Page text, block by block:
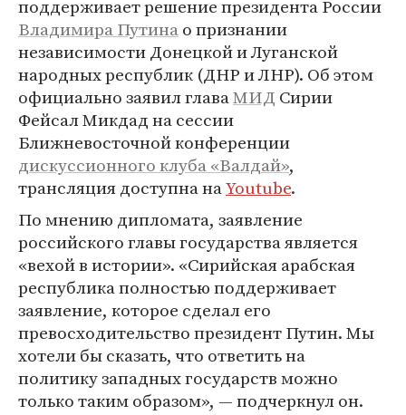
поддерживает решение президента России
Владимира Путинао признании
независимости Донецкой и Луганской
народных республик (ДНР и ЛНР). Об этом
официально заявил главаМИД Сирии
Фейсал Микдад на сессии
Ближневосточной конференции
дискуссионного клуба «Валдай»,
трансляция доступна наYoutube.
По мнению дипломата, заявление
российского главы государства является
«вехой в истории». «Сирийская арабская
республика полностью поддерживает
заявление, которое сделал его
превосходительство президент Путин. Мы
хотели бы сказать, что ответить на
политику западных государств можно
только таким образом», — подчеркнул он.